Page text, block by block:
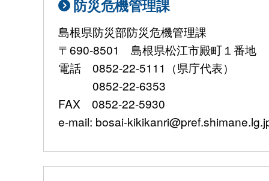
防災危機管理課
島根県防災部防災危機管理課
〒690-8501 島根県松江市殿町１番地
電話 0852-22-5111（県庁代表）
0852-22-6353
FAX 0852-22-5930
e-mail: bosai-